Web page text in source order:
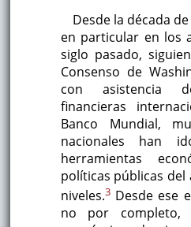
Desde la década
en particular en los
siglo pasado,
Consenso de
con asistencia
financieras
Banco Mundial,
nacionales han
herramientas
políticas públicas
niveles.3Desde ese
no por completo,